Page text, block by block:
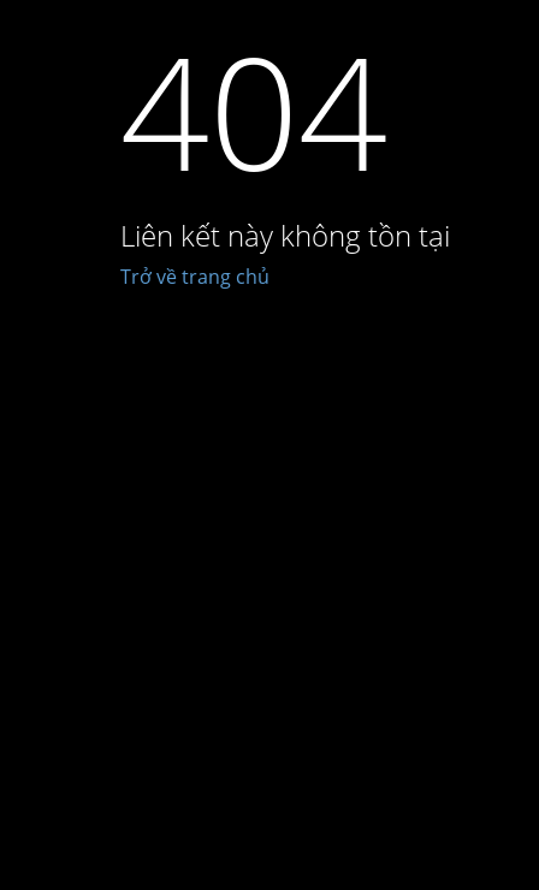
404
Liên kết này không tồn tại
Trở về trang chủ